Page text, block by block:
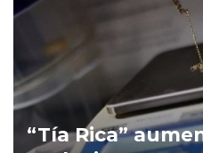
“Tía Rica”